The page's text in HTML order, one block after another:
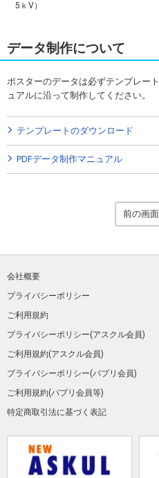
5ｋV）
データ制作について
ポスターのデータは必ずテンプレー
ュアルに沿って制作してください。
テンプレートのダウンロード
PDFデータ制作マニュアル
前の画
会社概要
プライバシーポリシー
ご利用規約
プライバシーポリシー(アスクル会員)
ご利用規約(アスクル会員)
プライバシーポリシー(パプリ会員)
ご利用規約(パプリ会員等)
特定商取引法に基づく表記